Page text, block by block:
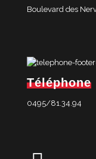
Boulevard des
Téléphone
0495/81.34.94